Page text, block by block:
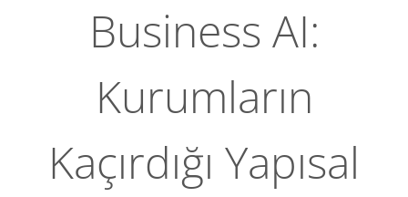
Business AI:
Kurumların
Kaçırdığı Yapısal